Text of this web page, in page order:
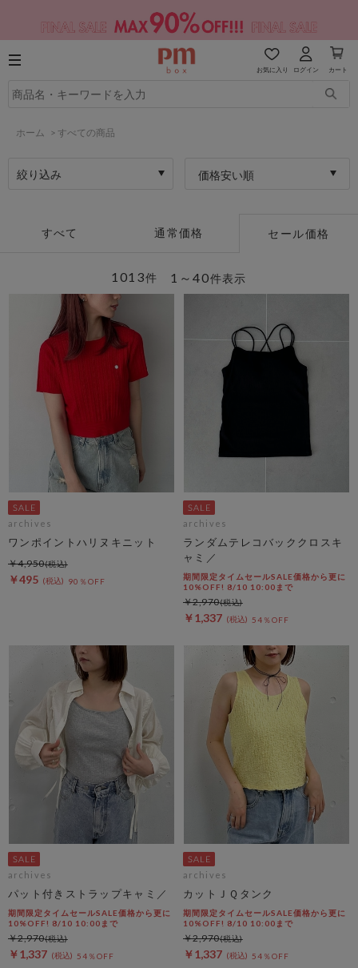
お気に入り ログイン カート
ホーム > すべての商品
絞り込み 価格安い順
すべて 通常価格 セール価格
1～40件表示
1013件
archives
ワンポイントハリヌキニット
￥495 90％OFF
￥4,950
archives
ランダムテレコバッククロスキ
ャミ／
期間限定タイムセールSALE価格から更に
10%OFF! 8/10 10:00まで
￥1,337 54％OFF
￥2,970
archives
パット付きストラップキャミ／
期間限定タイムセールSALE価格から更に
10%OFF! 8/10 10:00まで
￥1,337 54％OFF
￥2,970
archives
カットＪＱタンク
期間限定タイムセールSALE価格から更に
10%OFF! 8/10 10:00まで
￥1,337 54％OFF
￥2,970